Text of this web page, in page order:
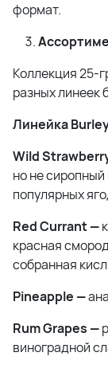
формат.
Коллекция 25-
разных линеек
Линейка
Wild
но не сиропный
популярных
Red Currant —
красная
собранная
Pineapple —
Rum Grapes —
виноградной